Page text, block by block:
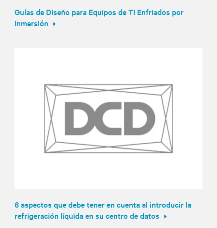
Guías de Diseño para Equipos de TI Enfriados por
Inmersión
6 aspectos que debe tener en cuenta al introducir la
refrigeración líquida en su centro de datos